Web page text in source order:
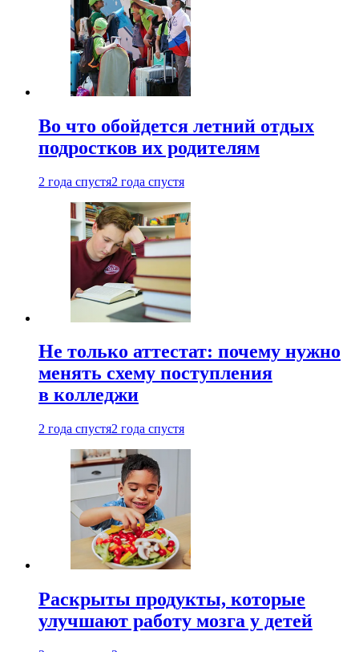
Во что обойдется летний отдых
подростков их родителям
2 года спустя2 года спустя
Не только аттестат: почему нужно
менять схему поступления
в колледжи
2 года спустя2 года спустя
Раскрыты продукты, которые
улучшают работу мозга у детей